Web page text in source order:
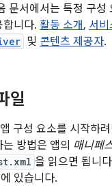
문서에서는 특정 구성
합니다. 활동 소개, 서비
및 콘텐츠 제공자.
일
구성 요소를 시작하
방법은 앱의 매니페
을 읽으면 됩니
있습니다.